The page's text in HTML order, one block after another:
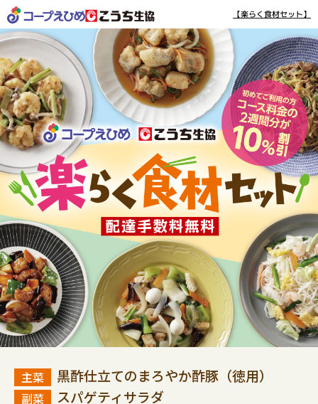
【楽らく食材セット】
黒酢仕立てのまろやか酢豚（徳用）
スパゲティサラダ